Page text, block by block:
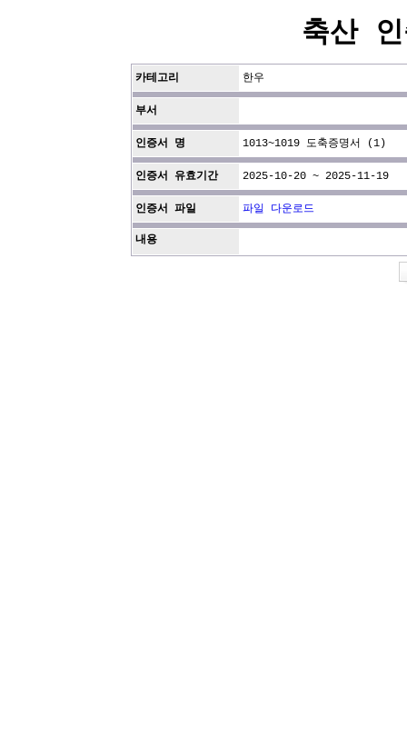
축산
카테고리 한우
부서
인증서 명 1013~1019 도축증명서 (1)
인증서 유효기간 2025-10-20 ~ 2025-11-19
인증서 파일 파일 다운로드
내용